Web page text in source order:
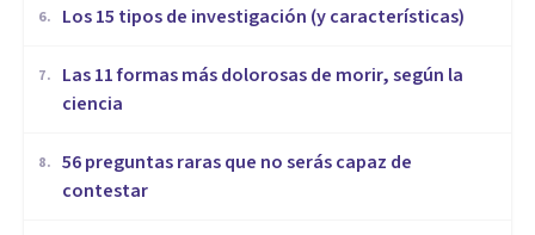
6. Los 15 tipos de investigación (y características)
7.
Las 11 formas más dolorosas de morir, según la
ciencia
8. 56 preguntas raras que no serás capaz de
contestar